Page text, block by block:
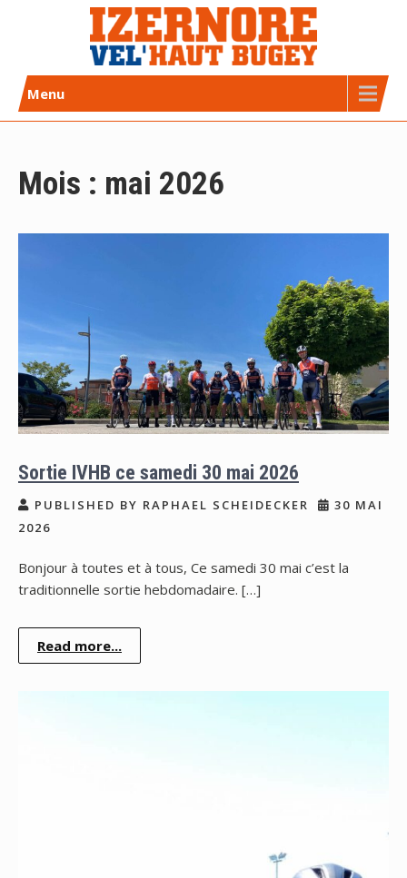
Izernore Vel’Haut Bugey
CLUB DE CYCLISME AFFILIÉ FFC
Menu
Mois : mai 2026
Sortie IVHB ce samedi 30 mai 2026
PUBLISHED BY RAPHAEL SCHEIDECKER
30 MAI
2026
Bonjour à toutes et à tous, Ce samedi 30 mai c’est la
traditionnelle sortie hebdomadaire. […]
Read more...